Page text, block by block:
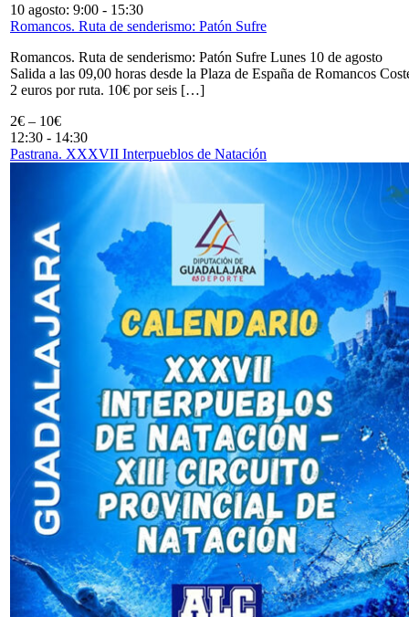
10 agosto: 9:00 - 15:30
Romancos. Ruta de senderismo: Patón Sufre
Romancos. Ruta de senderismo: Patón Sufre Lunes 10 de agosto
Salida a las 09,00 horas desde la Plaza de España de Romancos
2 euros por ruta. 10€ por seis […]
2€ – 10€
12:30 - 14:30
Pastrana. XXXVII Interpueblos de Natación